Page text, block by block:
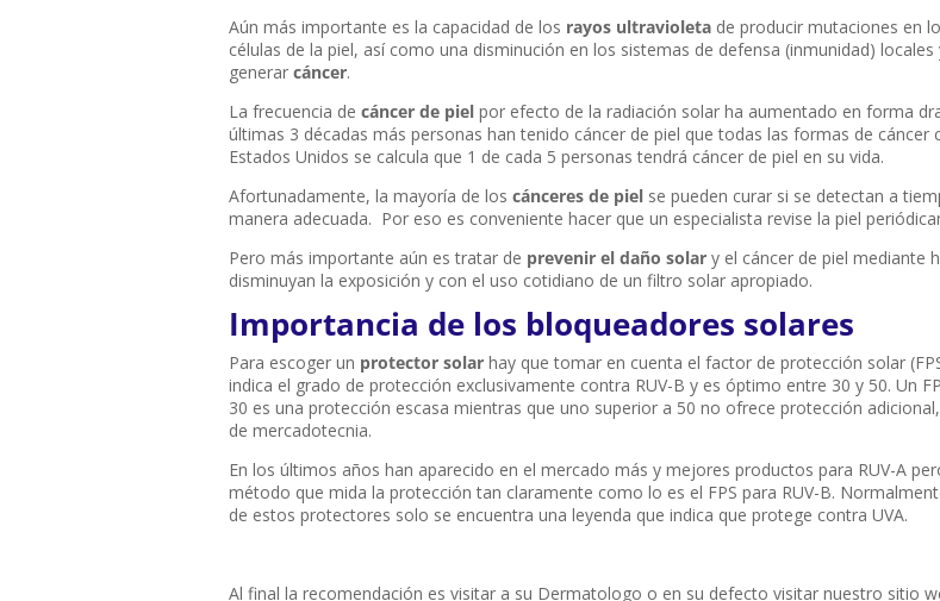
Aún más importante es la capacidad de los rayos ultravioleta de producir mutaciones en
células de la piel, así como una disminución en los sistemas de defensa (inmunidad) locales
generar cáncer.
La frecuencia de cáncer de piel por efecto de la radiación solar ha aumentado en forma
últimas 3 décadas más personas han tenido cáncer de piel que todas las formas de cáncer
Estados Unidos se calcula que 1 de cada 5 personas tendrá cáncer de piel en su vida.
Afortunadamente, la mayoría de los cánceres de piel se pueden curar si se detectan a
manera adecuada. Por eso es conveniente hacer que un especialista revise la piel
Pero más importante aún es tratar de prevenir el daño solar y el cáncer de piel mediante
disminuyan la exposición y con el uso cotidiano de un filtro solar apropiado.
Importancia de los bloqueadores solares
Para escoger un protector solar hay que tomar en cuenta el factor de protección solar
indica el grado de protección exclusivamente contra RUV-B y es óptimo entre 30 y 50. Un
30 es una protección escasa mientras que uno superior a 50 no ofrece protección
de mercadotecnia.
En los últimos años han aparecido en el mercado más y mejores productos para RUV-A
método que mida la protección tan claramente como lo es el FPS para RUV-B.
de estos protectores solo se encuentra una leyenda que indica que protege contra UVA.
Al final la recomendación es visitar a su Dermatologo o en su defecto visitar nuestro sitio